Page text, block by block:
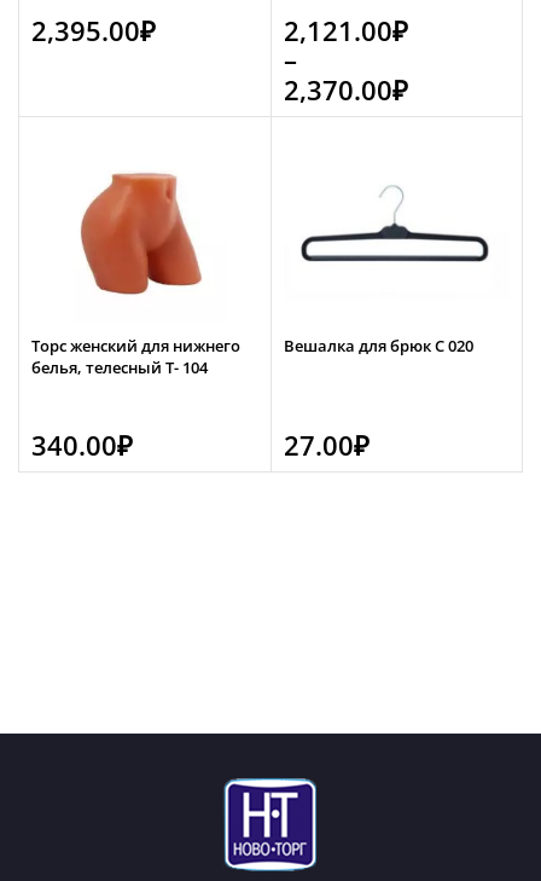
2,395.00₽ 2,121.00₽
–
2,370.00₽
Торс женский для нижнего
белья, телесный Т- 104
340.00₽
Вешалка для брюк С 020
27.00₽